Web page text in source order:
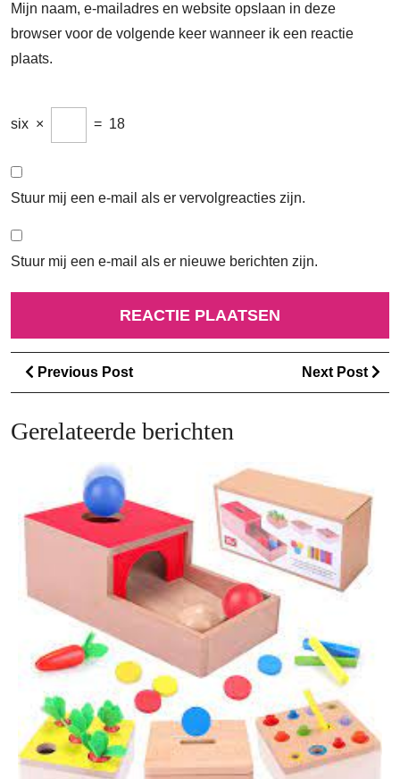
Mijn naam, e-mailadres en website opslaan in deze
browser voor de volgende keer wanneer ik een reactie
plaats.
six × = 18
Stuur mij een e-mail als er vervolgreacties zijn.
Stuur mij een e-mail als er nieuwe berichten zijn.
Berichtnavigatie
Previous PostPrevious
Post
Next Post
Gerelateerde berichten